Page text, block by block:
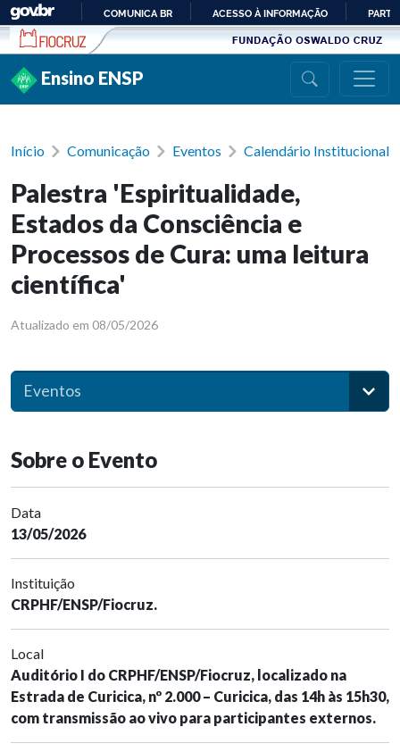
Ir para conteúdo
PARA
COMUNICA BR ACESSO À INFORMAÇÃO
Ensino ENSP
Início Comunicação Eventos Calendário Institucional
Palestra 'Espiritualidade,
Estados da Consciência e
Processos de Cura: uma leitura
científica'
Atualizado em 08/05/2026
Eventos
Sobre o Evento
Data
13/05/2026
Instituição
CRPHF/ENSP/Fiocruz.
Local
Auditório I do CRPHF/ENSP/Fiocruz, localizado na
Estrada de Curicica, nº 2.000 – Curicica, das 14h às 15h30,
com transmissão ao vivo para participantes externos.